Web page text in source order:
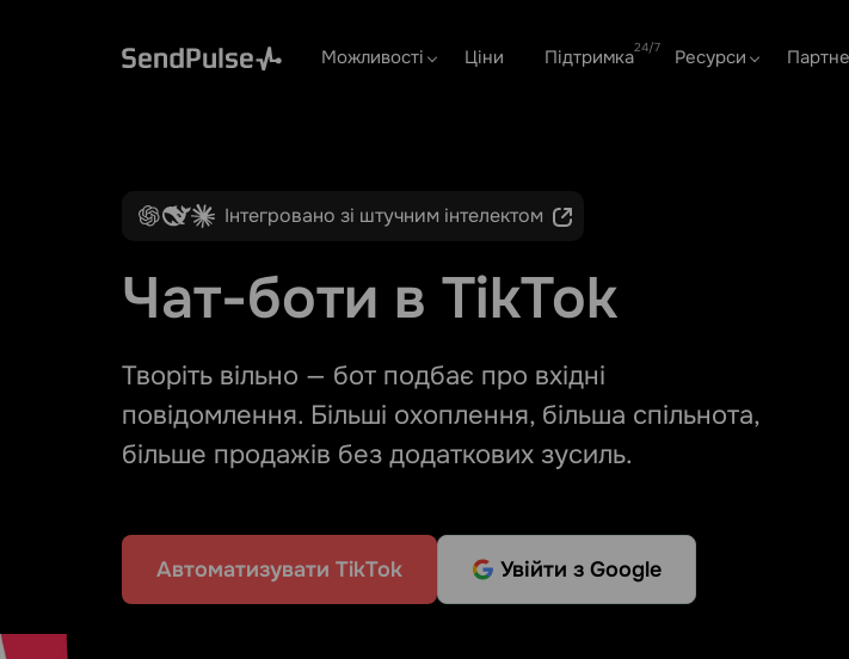
Можливості Ціни Підтримка Ресурси
Інтегровано зі штучним інтелектом
Чат-боти в TikTok
Творіть вільно — бот подбає про вхідні
повідомлення. Більші охоплення, більша спільнота,
більше продажів без додаткових зусиль.
Автоматизувати TikTok Увійти з Google